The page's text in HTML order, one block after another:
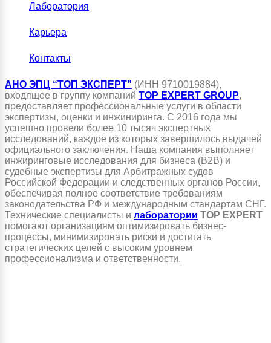
Лаборатория
Карьера
Контакты
АНО ЭПЦ “ТОП ЭКСПЕРТ” (ИНН 9710019884),
входящее в группу компаний TOP EXPERT GROUP,
предоставляет профессиональные услуги в области
экспертизы, оценки и инжиниринга. С 2016 года мы
успешно провели более 10 тысяч экспертных
исследований, каждое из которых завершилось выдачей
официального заключения. Наша компания выполняет
инжиринговые исследования для бизнеса (B2B) и
судебные экспертизы для Арбитражных судов
Российской Федерации и следственных органов России,
обеспечивая полное соответствие требованиям
законодательства РФ и международным стандартам СНГ.
Технические специалисты и лаборатории TOP EXPERT
помогают организациям оптимизировать бизнес-
процессы, минимизировать риски и достигать
стратегических целей с высоким уровнем
профессионализма и ответственности.